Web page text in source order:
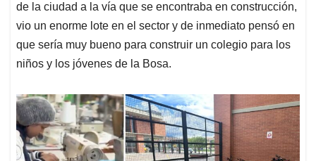
de la ciudad a la vía que se encontraba en construcción,
vio un enorme lote en el sector y de inmediato pensó en
que sería muy bueno para construir un colegio para los
niños y los jóvenes de la Bosa.